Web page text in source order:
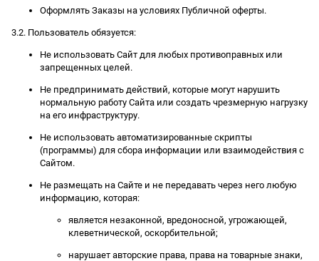
Оформлять Заказы на условиях Публичной оферты.
3.2. Пользователь обязуется:
Не использовать Сайт для любых противоправных или
запрещенных целей.
Не предпринимать действий, которые могут нарушить
нормальную работу Сайта или создать чрезмерную нагрузку
на его инфраструктуру.
Не использовать автоматизированные скрипты
(программы) для сбора информации или взаимодействия с
Сайтом.
Не размещать на Сайте и не передавать через него любую
информацию, которая:
является незаконной, вредоносной, угрожающей,
клеветнической, оскорбительной;
нарушает авторские права, права на товарные знаки,